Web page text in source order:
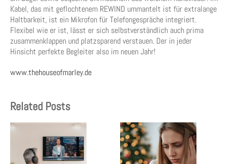
Kabel, das mit geflochtenem REWIND ummantelt ist für extralange
Haltbarkeit, ist ein Mikrofon für Telefongespräche integriert.
Flexibel wie er ist, lässt er sich selbstverständlich auch prima
zusammenklappen und platzsparend verstauen. Der in jeder
Hinsicht perfekte Begleiter also im neuen Jahr!
www.thehouseofmarley.de
Related Posts